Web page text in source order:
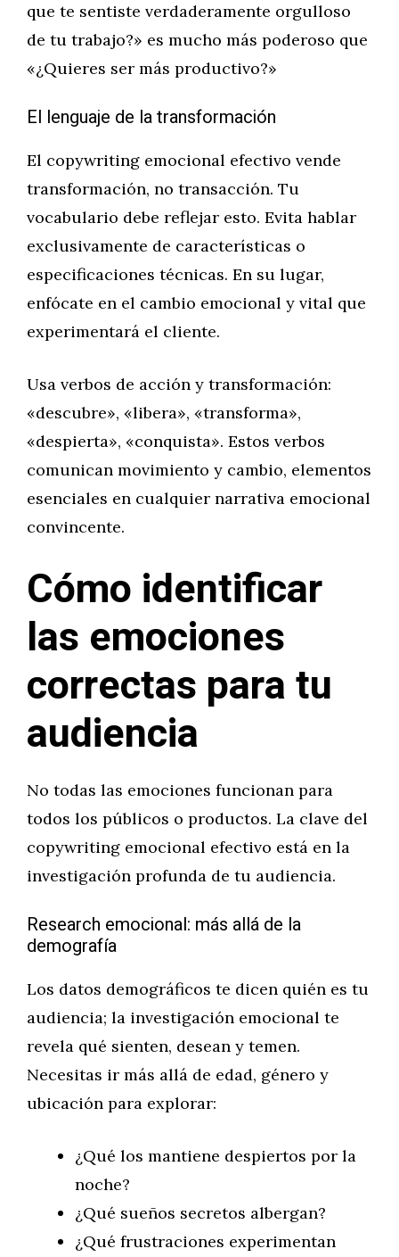
que te sentiste verdaderamente orgulloso
de tu trabajo?» es mucho más poderoso que
«¿Quieres ser más productivo?»
El lenguaje de la transformación
El copywriting emocional efectivo vende
transformación, no transacción. Tu
vocabulario debe reflejar esto. Evita hablar
exclusivamente de características o
especificaciones técnicas. En su lugar,
enfócate en el cambio emocional y vital que
experimentará el cliente.
Usa verbos de acción y transformación:
«descubre», «libera», «transforma»,
«despierta», «conquista». Estos verbos
comunican movimiento y cambio, elementos
esenciales en cualquier narrativa emocional
convincente.
Cómo identificar
las emociones
correctas para tu
audiencia
No todas las emociones funcionan para
todos los públicos o productos. La clave del
copywriting emocional efectivo está en la
investigación profunda de tu audiencia.
Research emocional: más allá de la
demografía
Los datos demográficos te dicen quién es tu
audiencia; la investigación emocional te
revela qué sienten, desean y temen.
Necesitas ir más allá de edad, género y
ubicación para explorar:
¿Qué los mantiene despiertos por la
noche?
¿Qué sueños secretos albergan?
¿Qué frustraciones experimentan